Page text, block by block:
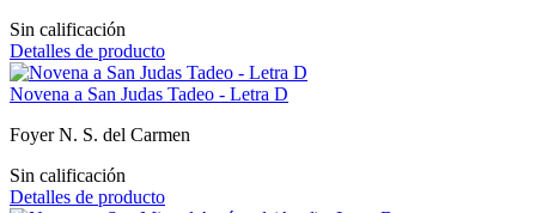
Sin calificación
Detalles de producto
Novena a San Judas Tadeo - Letra D
Foyer N. S. del Carmen
Sin calificación
Detalles de producto